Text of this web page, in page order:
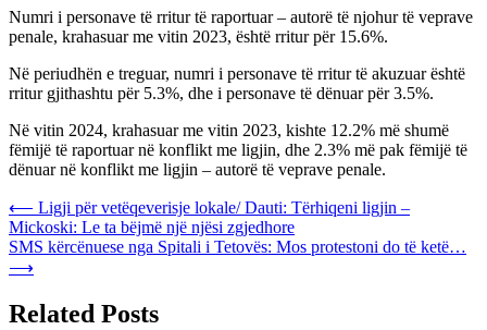
Numri i personave të rritur të raportuar – autorë të njohur të veprave
penale, krahasuar me vitin 2023, është rritur për 15.6%.
Në periudhën e treguar, numri i personave të rritur të akuzuar është
rritur gjithashtu për 5.3%, dhe i personave të dënuar për 3.5%.
Në vitin 2024, krahasuar me vitin 2023, kishte 12.2% më shumë
fëmijë të raportuar në konflikt me ligjin, dhe 2.3% më pak fëmijë të
dënuar në konflikt me ligjin – autorë të veprave penale.
Post
navigation
⟵ Ligji për vetëqeverisje lokale/ Dauti: Tërhiqeni ligjin –
Mickoski: Le ta bëjmë një njësi zgjedhore
SMS kërcënuese nga Spitali i Tetovës: Mos protestoni do të ketë…
⟶
Related Posts